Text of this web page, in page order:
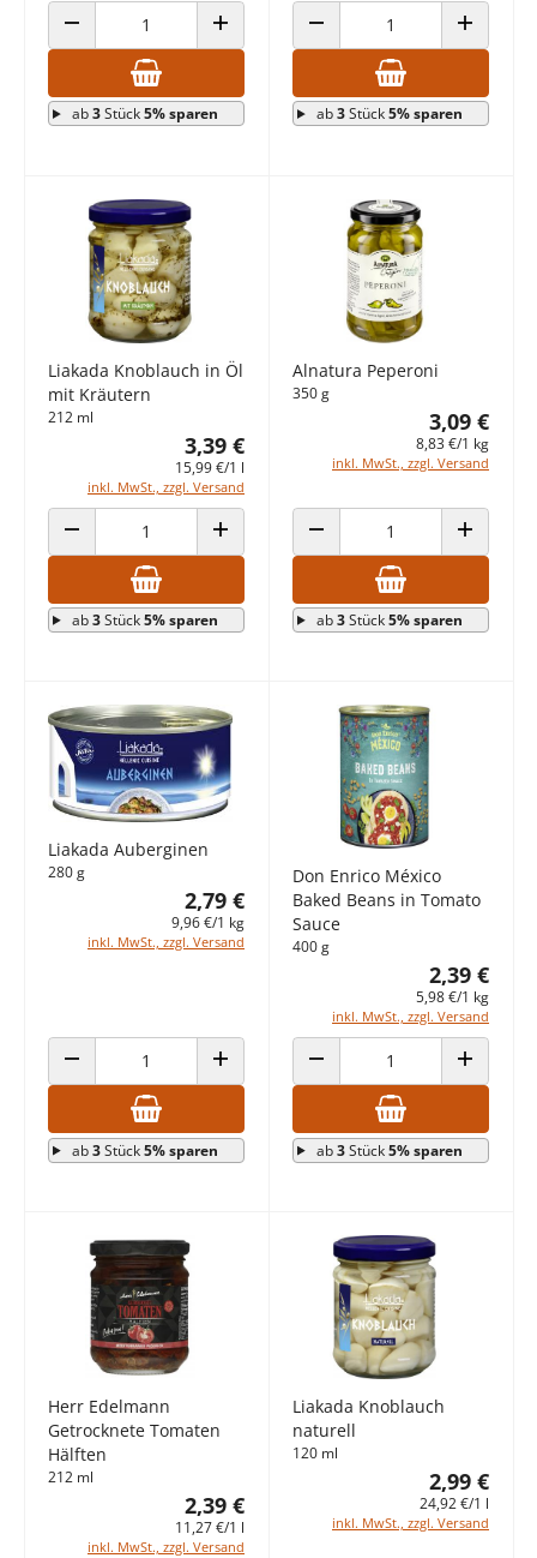
ANZAHL VERRINGERN ANZAHL ERHÖHEN
ab3Stück5% sparen
ANZAHL VERRINGERN ANZAHL
ab3Stück5% sparen
Liakada Knoblauch in Öl
mit Kräutern
212 ml
3,39 €
15,99 €/1 l
inkl. MwSt., zzgl. Versand
ANZAHL VERRINGERN ANZAHL ERHÖHEN
ab3Stück5% sparen
Alnatura Peperoni
350 g
3,09 €
8,83 €/1 kg
inkl. MwSt., zzgl. Versand
ANZAHL VERRINGERN ANZAHL
ab3Stück5% sparen
Liakada Auberginen
280 g
2,79 €
9,96 €/1 kg
inkl. MwSt., zzgl. Versand
ANZAHL VERRINGERN ANZAHL ERHÖHEN
ab3Stück5% sparen
Don Enrico México
Baked Beans in Tomato
Sauce
400 g
2,39 €
5,98 €/1 kg
inkl. MwSt., zzgl. Versand
ANZAHL VERRINGERN ANZAHL
ab3Stück5% sparen
Herr Edelmann
Getrocknete Tomaten
Hälften
212 ml
2,39 €
11,27 €/1 l
inkl. MwSt., zzgl. Versand
Liakada Knoblauch
naturell
120 ml
2,99 €
24,92 €/1 l
inkl. MwSt., zzgl. Versand